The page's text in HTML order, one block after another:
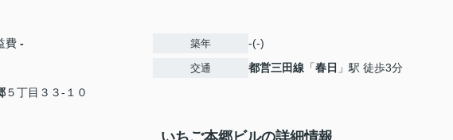
費 -
５丁目３３-１０
築年 -(-)
交通 都営三田線 「春日 」駅 徒歩3分
いちご本郷ビルの詳細情報